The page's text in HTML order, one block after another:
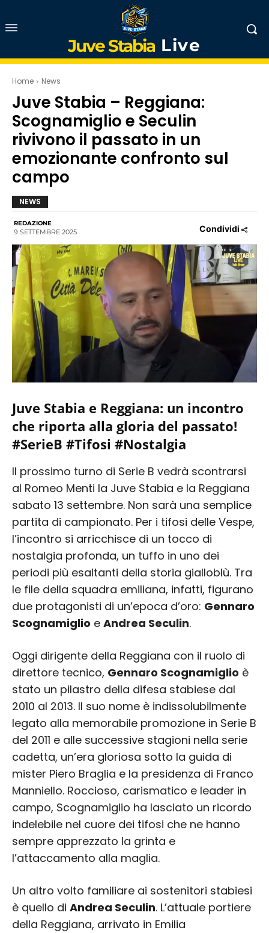
Juve Stabia Live
Home News
Juve Stabia – Reggiana:
Scognamiglio e Seculin
rivivono il passato in un
emozionante confronto sul
campo
NEWS
REDAZIONE
9 SETTEMBRE 2025 Condividi
Juve Stabia e Reggiana: un incontro
che riporta alla gloria del passato!
#SerieB #Tifosi #Nostalgia
Il prossimo turno di Serie B vedrà scontrarsi
al Romeo Menti la Juve Stabia e la Reggiana
sabato 13 settembre. Non sarà una semplice
partita di campionato. Per i tifosi delle Vespe,
l’incontro si arricchisce di un tocco di
nostalgia profonda, un tuffo in uno dei
periodi più esaltanti della storia gialloblù. Tra
le file della squadra emiliana, infatti, figurano
due protagonisti di un’epoca d’oro: Gennaro
Scognamiglio e Andrea Seculin.
Oggi dirigente della Reggiana con il ruolo di
direttore tecnico, Gennaro Scognamiglio è
stato un pilastro della difesa stabiese dal
2010 al 2013. Il suo nome è indissolubilmente
legato alla memorabile promozione in Serie B
del 2011 e alle successive stagioni nella serie
cadetta, un’era gloriosa sotto la guida di
mister Piero Braglia e la presidenza di Franco
Manniello. Roccioso, carismatico e leader in
campo, Scognamiglio ha lasciato un ricordo
indelebile nel cuore dei tifosi che ne hanno
sempre apprezzato la grinta e
l’attaccamento alla maglia.
Un altro volto familiare ai sostenitori stabiesi
è quello di Andrea Seculin. L’attuale portiere
della Reggiana, arrivato in Emilia